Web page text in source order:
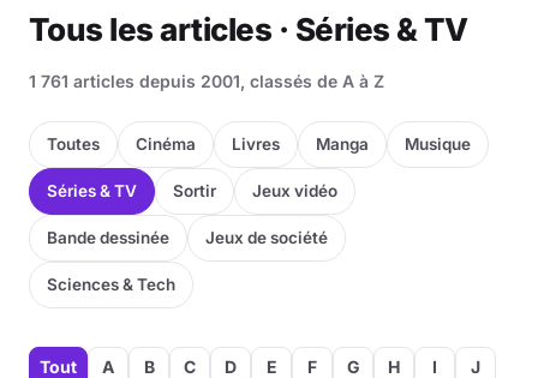
Tous les articles · Séries & TV
1 761 articles depuis 2001, classés de A à Z
Toutes Cinéma Livres Manga Musique
Séries & TV Sortir Jeux vidéo
Bande dessinée Jeux de société
Sciences & Tech
Tout A B C D E F G H I
J